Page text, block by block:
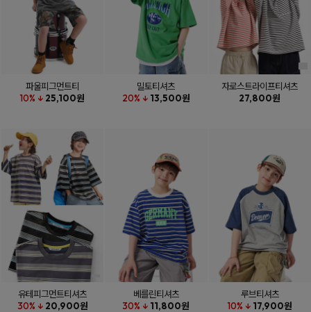
파울피그먼트티
10% ↓ 25,100원
밀토티셔츠
20% ↓ 13,500원
자로스트라이프티셔츠
27,800원
유테피그먼트티셔츠
30% ↓ 20,900원
베를린티셔츠
30% ↓ 11,800원
루브티셔츠
10% ↓ 17,900원